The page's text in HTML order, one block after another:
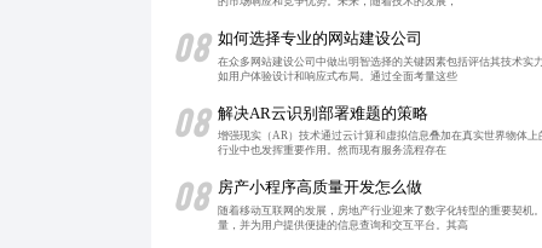
08 如何选择专业的网站建设公司
在众多网站建设公司中做出明智选择的关键因素包括评估其技术
如用户体验设计和响应式布局。通过全面考量这些
08 解决AR云识别部署难题的策略
增强现实（AR）技术通过云计算和虚拟信息叠加在真实世界物体
行业中也发挥重要作用。然而现有服务流程存在
08 房产小程序高质量开发怎么做
随着移动互联网的发展，房地产行业迎来了数字化转型的重要契
量，并为用户提供便捷的信息查询和交互平台。其高